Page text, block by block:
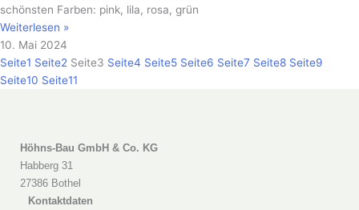
schönsten Farben: pink, lila, rosa, grün
Weiterlesen »
10. Mai 2024
Seite1 Seite2 Seite3 Seite4 Seite5 Seite6 Seite7 Seite8 Seite9
Seite10 Seite11
Höhns-Bau GmbH & Co. KG
Habberg 31
27386 Bothel
Kontaktdaten